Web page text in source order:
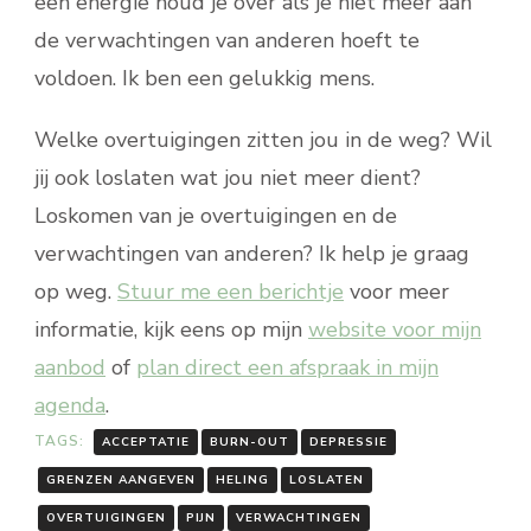
de verwachtingen van anderen hoeft te
voldoen. Ik ben een gelukkig mens.
Welke overtuigingen zitten jou in de weg? Wil
jij ook loslaten wat jou niet meer dient?
Loskomen van je overtuigingen en de
verwachtingen van anderen? Ik help je graag
op weg. Stuur me een berichtje voor meer
informatie, kijk eens op mijn website voor mijn
aanbod of plan direct een afspraak in mijn
agenda.
TAGS: ACCEPTATIE BURN-OUT DEPRESSIE
GRENZEN AANGEVEN HELING LOSLATEN
OVERTUIGINGEN PIJN VERWACHTINGEN